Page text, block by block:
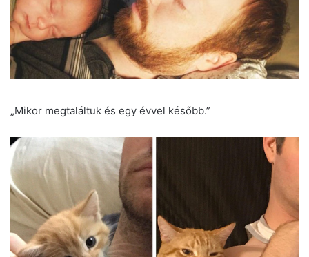
„Mikor megtaláltuk és egy évvel később.”